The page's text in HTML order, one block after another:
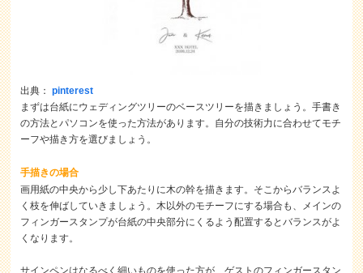
出典：pinterest
まずは台紙にウェディングツリーのベースツリーを描きましょう。手書き
の方法とパソコンを使った方法があります。自分の技術力に合わせてモチ
ーフや描き方を選びましょう。
手描きの場合
画用紙の中央から少し下あたりに木の幹を描きます。そこからバランスよ
く枝を伸ばしていきましょう。木以外のモチーフにする場合も、メインの
フィンガースタンプが台紙の中央部分にくるよう配置するとバランスがよ
くなります。
サインペンはなるべく細いものを使った方が、ゲストのフィンガースタン